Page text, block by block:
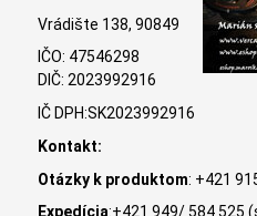
Vrádište 138, 90849
IČO: 47546298
DIČ: 2023992916
IČ DPH:SK2023992916
Kontakt:
Otázky k produktom: +421
Expedícia:+421 949/ 584 525